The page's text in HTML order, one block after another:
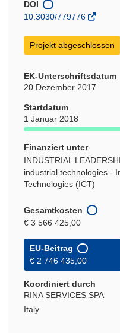
Fenster)
DOI
10.3030/779776
Projekt abgeschlossen
EK-Unterschriftsdatum
20 Dezember 2017
Startdatum
1 Januar 2018
Finanziert unter
INDUSTRIAL
industrial technologies -
Technologies (ICT)
Gesamtkosten
€ 3 566 425,00
EU-Beitrag
€ 2 746 435,00
Koordiniert durch
RINA SERVICES SPA
Italy